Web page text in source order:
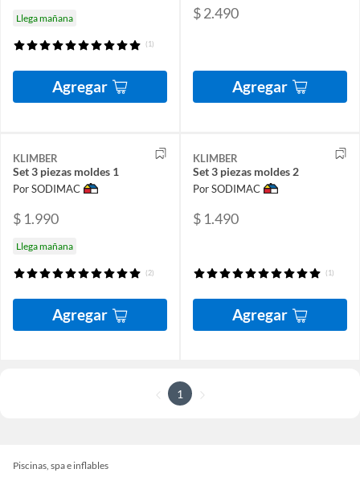
Llega mañana
(1)
Agregar
$ 2.490
Agregar
KLIMBER
Set 3 piezas moldes 1
Por SODIMAC
$ 1.990
Llega mañana
(2)
Agregar
KLIMBER
Set 3 piezas moldes 2
Por SODIMAC
$ 1.490
(1)
Agregar
1
Piscinas, spa e inflables